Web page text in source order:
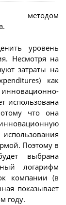
методом
уровень
Несмотря на
затраты на
как
использована
что она
Поэтому в
выбрана
логарифм
компании (в
показывает
году.